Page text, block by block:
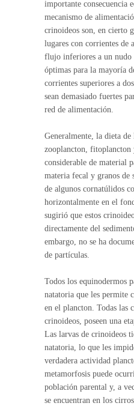
importante consecuencia
mecanismo de
crinoideos son, en cierto
lugares con corrientes de
flujo inferiores a un nudo
óptimas para la mayoría
corrientes superiores a
sean demasiado fuertes
red de alimentación.
Generalmente, la dieta
zooplancton, fitoplancton
considerable de material
materia fecal y granos de
de algunos cornatúlidos
horizontalmente en el
sugirió que estos
directamente del
embargo, no se ha
de partículas.
Todos los equinodermos
natatoria que les permite
en el plancton. Todas las
crinoideos, poseen una
Las larvas de crinoideos
natatoria, lo que les
verdadera actividad
metamorfosis puede
población parental y, a
se encuentran en los